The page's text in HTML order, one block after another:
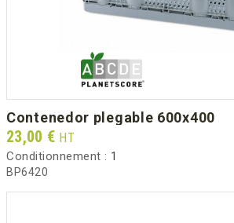
contenedor plegable 600x400
Prix
23,00 € HT
Conditionnement : 1
BP6420